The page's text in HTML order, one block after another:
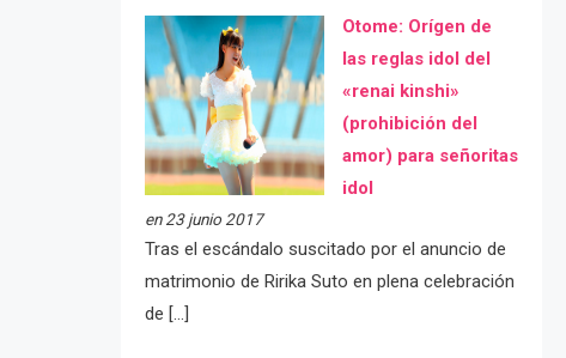
Otome: Orígen de
las reglas idol del
«renai kinshi»
(prohibición del
amor) para señoritas
idol
en 23 junio 2017
Tras el escándalo suscitado por el anuncio de
matrimonio de Ririka Suto en plena celebración
de […]